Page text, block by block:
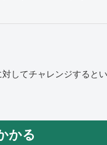
してチャレンジすると
かる